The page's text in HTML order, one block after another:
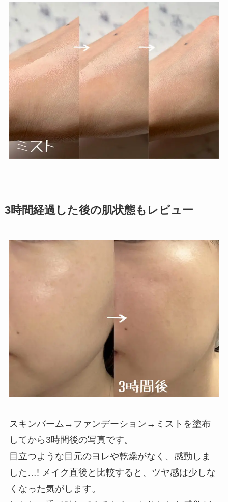
3時間経過した後の肌状態もレビュー
スキンバーム→ファンデーション→ミストを塗布
してから3時間後の写真です。
目立つような目元のヨレや乾燥がなく、感動しま
した…! メイク直後と比較すると、ツヤ感は少しな
くなった気がします。